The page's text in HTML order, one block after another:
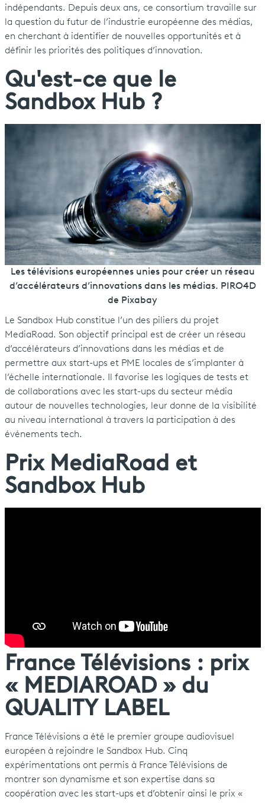
indépendants. Depuis deux ans, ce consortium travaille sur
la question du futur de l’industrie européenne des médias,
en cherchant à identifier de nouvelles opportunités et à
définir les priorités des politiques d’innovation.
Qu'est-ce que le
Sandbox Hub ?
Les télévisions européennes unies pour créer un réseau
d’accélérateurs d’innovations dans les médias. PIRO4D
de Pixabay
Le Sandbox Hub constitue l’un des piliers du projet
MediaRoad. Son objectif principal est de créer un réseau
d’accélérateurs d’innovations dans les médias et de
permettre aux start-ups et PME locales de s’implanter à
l’échelle internationale. Il favorise les logiques de tests et
de collaborations avec les start-ups du secteur média
autour de nouvelles technologies, leur donne de la visibilité
au niveau international à travers la participation à des
événements tech.
Prix MediaRoad et
Sandbox Hub
France Télévisions : prix
« MEDIAROAD » du
QUALITY LABEL
France Télévisions a été le premier groupe audiovisuel
européen à rejoindre le Sandbox Hub. Cinq
expérimentations ont permis à France Télévisions de
montrer son dynamisme et son expertise dans sa
coopération avec les start-ups et d’obtenir ainsi le prix «